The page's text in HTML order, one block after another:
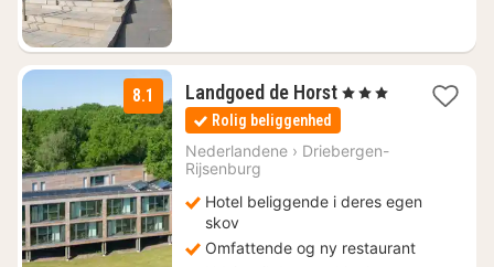
8.1 Landgoed de Horst1
nat
fra
823
, 3 Stjerner
Rolig beliggenhed
Nederlandene › Driebergen-
Rijsenburg
Hotel beliggende i deres egen
skov
Omfattende og ny restaurant